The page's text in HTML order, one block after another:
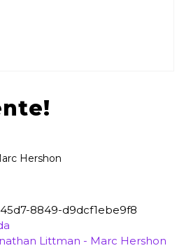
Hershon
8849-d9dcf1ebe9f8
Littman - Marc Hershon